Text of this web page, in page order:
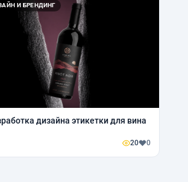
И БРЕНДИНГ
дизайна этикетки для вина
20 0